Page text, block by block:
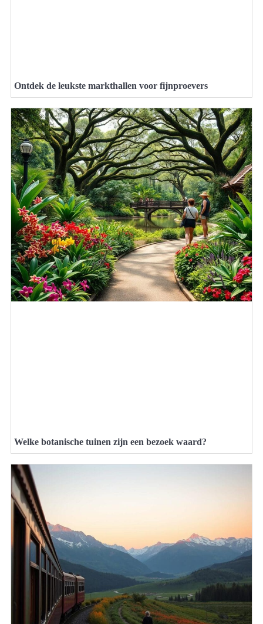
Ontdek de leukste markthallen voor fijnproevers
Welke botanische tuinen zijn een bezoek waard?